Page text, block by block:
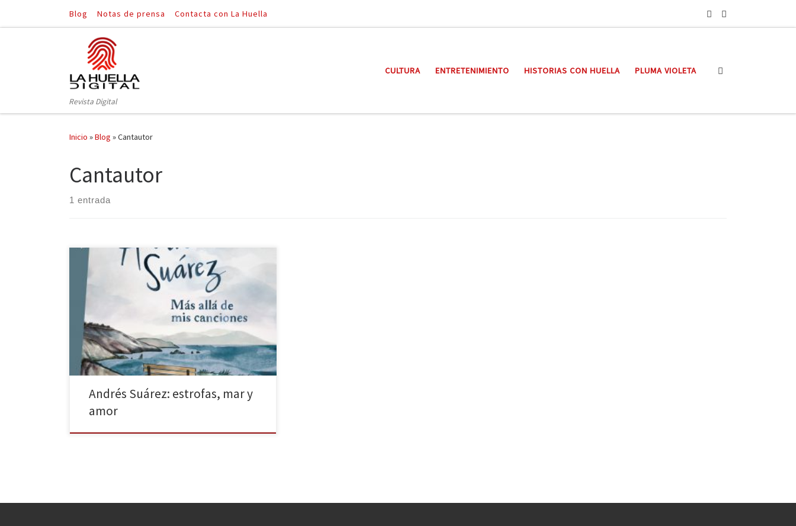
Saltar al contenido
Blog Notas de prensa Contacta con La Huella
Revista Digital
CULTURA ENTRETENIMIENTO HISTORIAS CON HUELLA PLUMA VIOLETA
Inicio »Blog »Cantautor
Cantautor
1 entrada
Andrés Suárez es un cantautor nacido en Ferrol que
tiene siete discos en el mercado y muchos seguidores
a sus espaldas. El sello verso & cuento ha creado un
precioso volumen, con una calidad de papel
excelente, en el que el músico narra fragmentos de su
vida, acompañados de fotografías […]
Andrés Suárez: estrofas, mar y
amor